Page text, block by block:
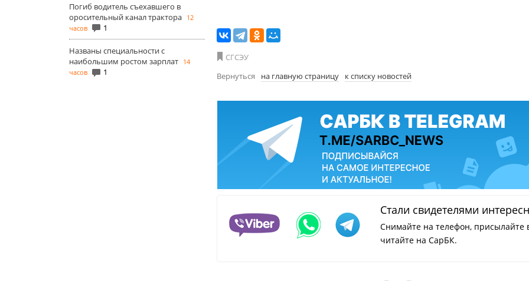
Погиб водитель съехавшего в
оросительный канал трактора 12
часов
1
Названы специальности с
наибольшим ростом зарплат 14
часов
1
СГСЭУ
Вернуться
на главную страницу к списку новостей
Стали свидетелями
Снимайте на телефон, присылайте
читайте на СарБК.